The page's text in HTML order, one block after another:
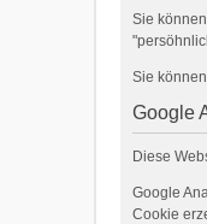
Sie
Sie
Google
Diese
Google
Cookie